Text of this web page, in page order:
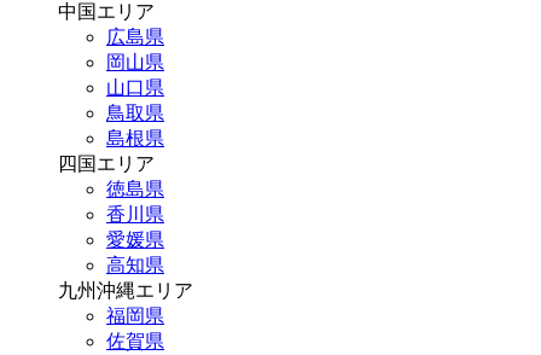
中国エリア
広島県
岡山県
山口県
鳥取県
島根県
四国エリア
徳島県
香川県
愛媛県
高知県
九州沖縄エリア
福岡県
佐賀県